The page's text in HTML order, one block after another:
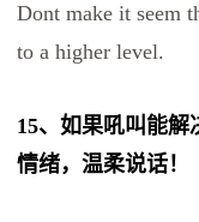
Dont make it seem
to a higher level.
15、如果吼叫能解
情绪，温柔说话！